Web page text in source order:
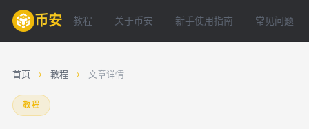
币安 教程 关于币安 新手使用指南 常见问题
首页 › 教程 › 文章详情
教程